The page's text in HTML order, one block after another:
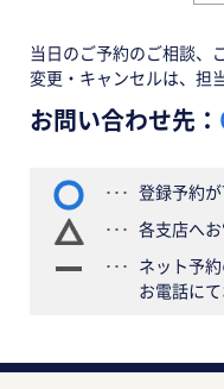
当日のご予約のご相談、
変更・キャンセルは、担
お問い合わせ先：
登録予約
各支店へお
ネット予
お電話にて